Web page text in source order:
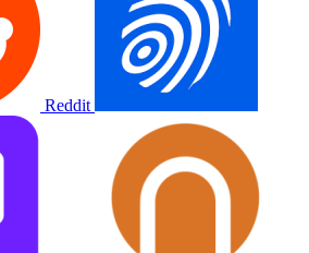
Reddit